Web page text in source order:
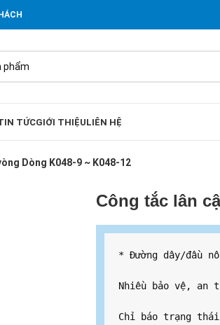
TỨCGIỚI THIỆULIÊN HỆ
Dòng K048-9 ~ K048-12
Công tắc lân
* Đường dây/đầu
Nhiều bảo vệ, an
Chỉ báo trạng